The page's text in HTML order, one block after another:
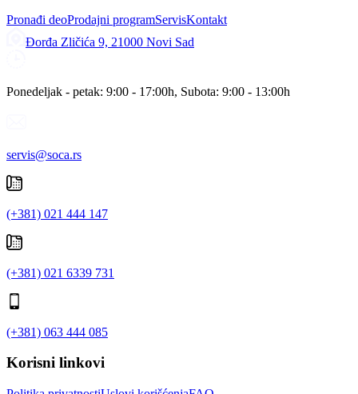
Pronađi deoProdajni programServisKontakt
Đorđa Zličića 9, 21000 Novi Sad
Ponedeljak - petak: 9:00 - 17:00h, Subota: 9:00 - 13:00h
servis@soca.rs
(+381) 021 444 147
(+381) 021 6339 731
(+381) 063 444 085
Korisni linkovi